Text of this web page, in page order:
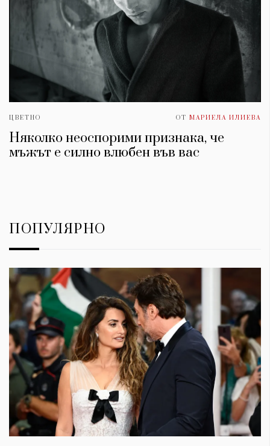
ЦВЕТНО ОТ МАРИЕЛА ИЛИЕВА
Няколко неоспорими признака, че
мъжът е силно влюбен във вас
ПОПУЛЯРНО